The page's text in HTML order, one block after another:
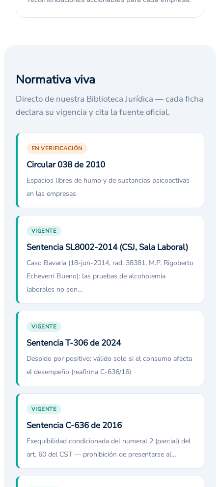
Normativa viva
Directo de nuestra Biblioteca Jurídica — cada ficha
declara su vigencia y cita la fuente oficial.
EN VERIFICACIÓN
Circular 038 de 2010
Espacios libres de humo y de sustancias psicoactivas
en las empresas
VIGENTE
Sentencia SL8002-2014 (CSJ, Sala Laboral)
Caso Bavaria (18-jun-2014, rad. 38381, M.P. Rigoberto
Echeverri Bueno): las pruebas de alcoholemia
laborales no son…
VIGENTE
Sentencia T-306 de 2024
Despido por positivo: válido solo si el consumo afecta
el desempeño (reafirma C-636/16)
VIGENTE
Sentencia C-636 de 2016
Exequibilidad condicionada del numeral 2 (parcial) del
art. 60 del CST — prohibición de presentarse al…